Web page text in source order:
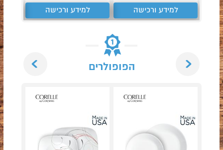
למידע ורכישה למידע ורכישה
הפופולרים